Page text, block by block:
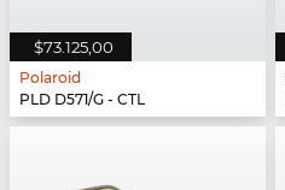
$73.125,00
Polaroid
PLD D571/G - CTL